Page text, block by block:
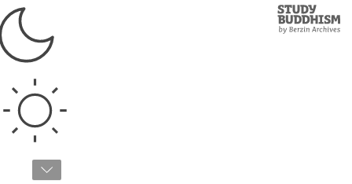
Study
Buddhism